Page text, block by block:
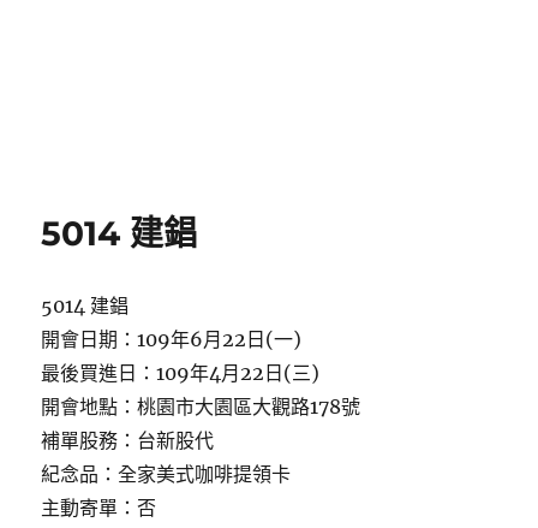
5014 建錩
5014 建錩
開會日期：109年6月22日(一)
最後買進日：109年4月22日(三)
開會地點：桃園市大園區大觀路178號
補單股務：台新股代
紀念品：全家美式咖啡提領卡
主動寄單：否